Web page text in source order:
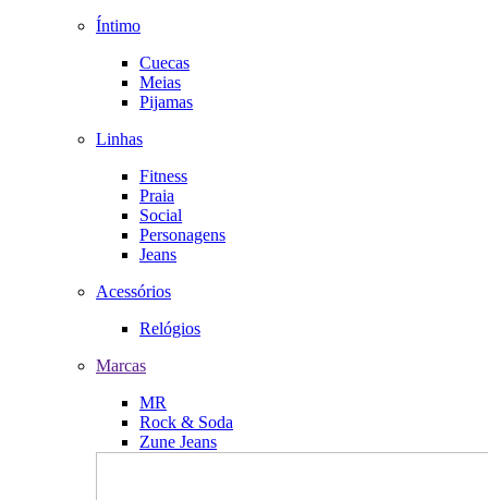
Íntimo
Cuecas
Meias
Pijamas
Linhas
Fitness
Praia
Social
Personagens
Jeans
Acessórios
Relógios
Marcas
MR
Rock & Soda
Zune Jeans